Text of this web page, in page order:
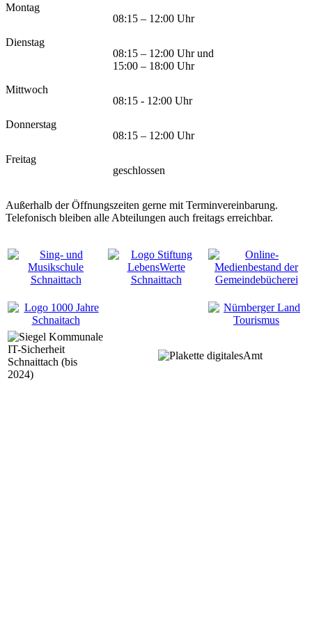
Montag
08:15 – 12:00 Uhr
Dienstag
08:15 – 12:00 Uhr und
15:00 – 18:00 Uhr
Mittwoch
08:15 - 12:00 Uhr
Donnerstag
08:15 – 12:00 Uhr
Freitag
geschlossen
Außerhalb der Öffnungszeiten gerne mit Terminvereinbarung.
Telefonisch bleiben alle Abteilungen auch freitags erreichbar.